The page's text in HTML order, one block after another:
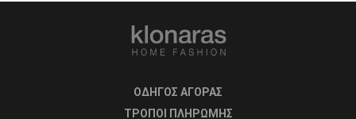
ΟΔΗΓΟΣ ΑΓΟΡΑΣ
ΤΡΟΠΟΙ ΠΛΗΡΩΜΗΣ